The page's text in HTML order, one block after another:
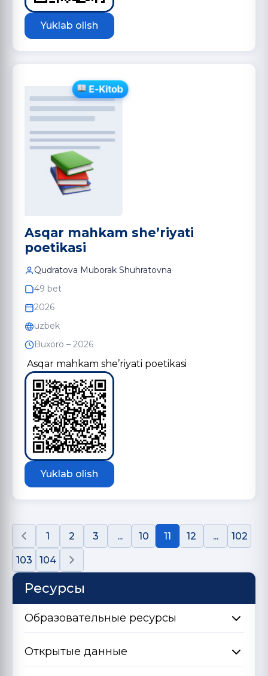
Yuklab olish
Asqar mahkam she’riyati
poetikasi
Qudratova Muborak Shuhratovna
49 bet
2026
uzbek
Buxoro – 2026
Asqar mahkam she’riyati poetikasi
Yuklab olish
1 2 3 ... 10 11 12 ... 102
103 104
Ресурсы
Образовательные ресурсы
Открытые данные